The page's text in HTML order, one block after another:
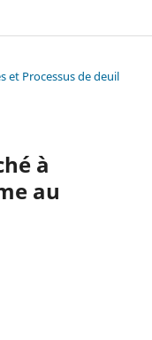
et Processus de deuil
à
au